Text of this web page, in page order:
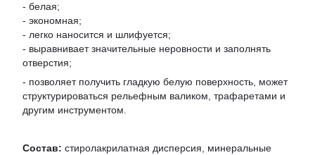
- белая;
- экономная;
- легко наносится и шлифуется;
- выравнивает значительные неровности и заполнять
отверстия;
- позволяет получить гладкую белую поверхность, может
структурироваться рельефным валиком, трафаретами и
другим инструментом.
Состав: стиролакрилатная дисперсия, минеральные